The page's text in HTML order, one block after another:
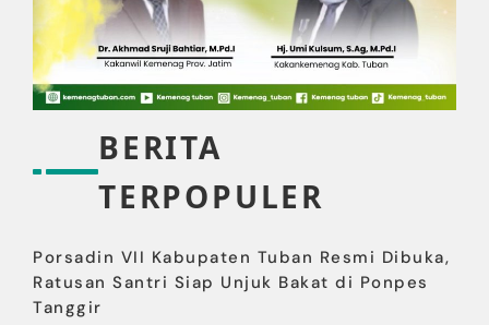
BERITA
TERPOPULER
Porsadin VII Kabupaten Tuban Resmi Dibuka,
Ratusan Santri Siap Unjuk Bakat di Ponpes
Tanggir